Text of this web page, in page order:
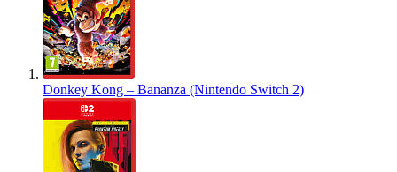
Donkey Kong – Bananza (Nintendo Switch 2)